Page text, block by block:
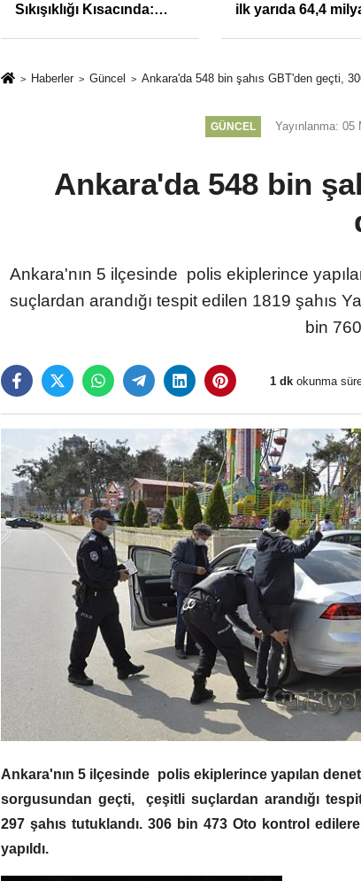
Sıkışıklığı Kısacında:
ilk yarıda 64,4
Haberler Güncel Ankara'da 548 bin şahıs GBT'den geçti,
GÜNCEL Yayınlanma: 05
Ankara'da 548 bin
Ankara'nın 5 ilçesinde polis ekiplerince
suçlardan arandığı tespit edilen 1819 şahıs
bin
1 dk okunma
Ankara'nın 5 ilçesinde polis ekiplerince yapılan
sorgusundan geçti, çeşitli suçlardan arandığı
297 şahıs tutuklandı. 306 bin 473 Oto kontrol
yapıldı.